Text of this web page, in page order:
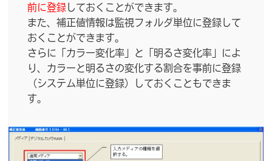
前に登録しておくことができます。
また、補正値情報は監視フォルダ単位に登録して
おくことができます。
さらに「カラー変化率」と「明るさ変化率」によ
り、カラーと明るさの変化する割合を事前に登録
（システム単位に登録）しておくこともできま
す。